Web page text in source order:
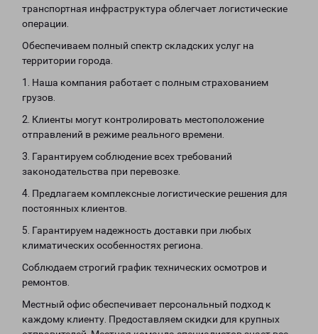
транспортная инфраструктура облегчает логистические
операции.
Обеспечиваем полный спектр складских услуг на
территории города.
1. Наша компания работает с полным страхованием
грузов.
2. Клиенты могут контролировать местоположение
отправлений в режиме реального времени.
3. Гарантируем соблюдение всех требований
законодательства при перевозке.
4. Предлагаем комплексные логистические решения для
постоянных клиентов.
5. Гарантируем надежность доставки при любых
климатических особенностях региона.
Соблюдаем строгий график технических осмотров и
ремонтов.
Местный офис обеспечивает персональный подход к
каждому клиенту. Предоставляем скидки для крупных